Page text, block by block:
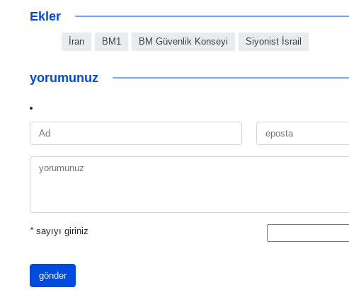
Ekler
İran BM1 BM Güvenlik Konseyi Siyonist İsrail
yorumunuz
*sayıyı giriniz
gönder